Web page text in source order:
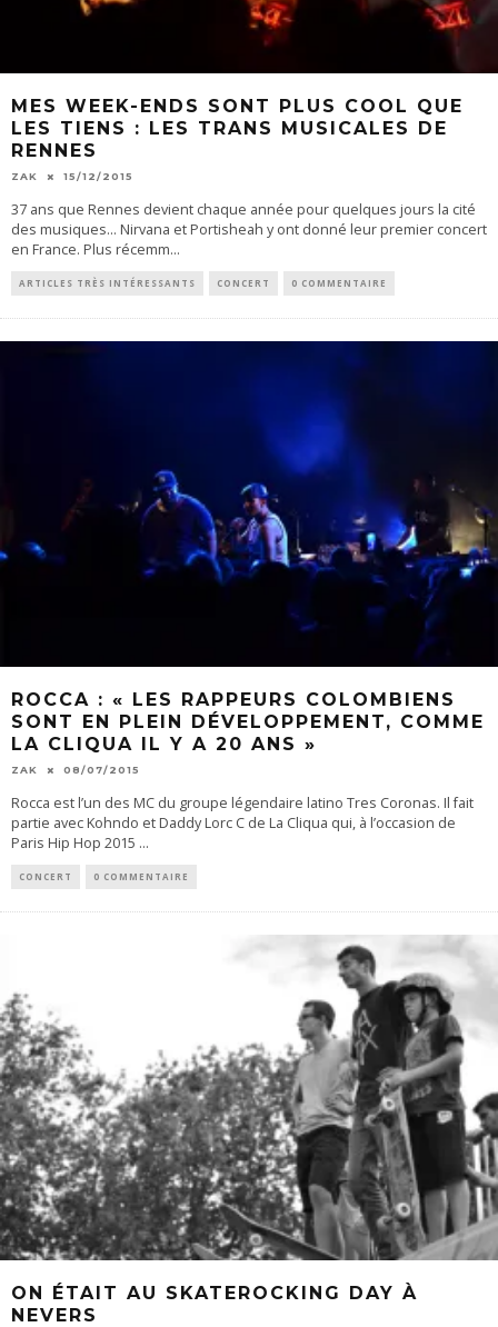
MES WEEK-ENDS SONT PLUS COOL QUE
LES TIENS : LES TRANS MUSICALES DE
RENNES
ZAK 15/12/2015
37 ans que Rennes devient chaque année pour quelques jours la cité
des musiques... Nirvana et Portisheah y ont donné leur premier concert
en France. Plus récemm...
ARTICLES TRÈS INTÉRESSANTS CONCERT 0 COMMENTAIRE
ROCCA : « LES RAPPEURS COLOMBIENS
SONT EN PLEIN DÉVELOPPEMENT, COMME
LA CLIQUA IL Y A 20 ANS »
ZAK 08/07/2015
Rocca est l’un des MC du groupe légendaire latino Tres Coronas. Il fait
partie avec Kohndo et Daddy Lorc C de La Cliqua qui, à l’occasion de
Paris Hip Hop 2015 ...
CONCERT 0 COMMENTAIRE
ON ÉTAIT AU SKATEROCKING DAY À
NEVERS